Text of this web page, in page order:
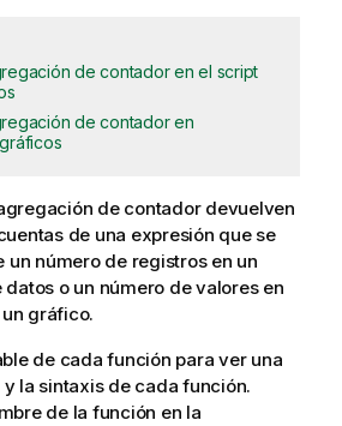
de contador en el script
de contador en
de contador devuelven
de una expresión que se
un número de registros en un
datos o un número de valores en
gráfico.
de cada función para ver una
la sintaxis de cada función.
de la función en la